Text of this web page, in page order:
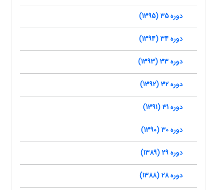
دوره 35 (1395)
دوره 34 (1394)
دوره 33 (1393)
دوره 32 (1392)
دوره 31 (1391)
دوره 30 (1390)
دوره 29 (1389)
دوره 28 (1388)